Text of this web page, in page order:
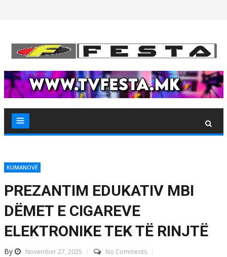
KUMANOVË
PREZANTIM EDUKATIV MBI
DËMET E CIGAREVE
ELEKTRONIKE TEK TË RINJTË
By November 27, 2025 No Comments